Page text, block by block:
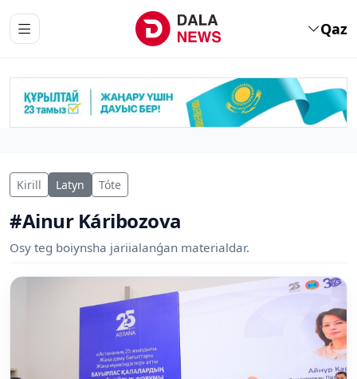
Qaz
Kirill Latyn Tóte
#Ainur Káribozova
Osy teg boiynsha jariialanǵan materialdar.